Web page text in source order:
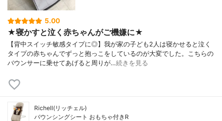
5.00
★寝かすと泣く赤ちゃんがご機嫌に★
【背中スイッチ敏感タイプに◎】我が家の子ども2人は寝かせると泣く
タイプの赤ちゃんでずっと抱っこをしているのが大変でした。こちらの
バウンサーに乗せてあげると周りが…続きを見る
Richell(リッチェル)
バウンシングシート おもちゃ付きR